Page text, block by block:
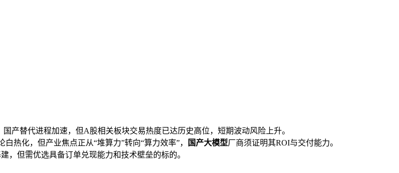
国产替代进程加速，但A股相关板块交易热度已达历史高位，短期波动风险上升。
热化，但产业焦点正从“堆算力”转向“算力效率”， 国产大模型厂商须证明其ROI与交付能力。
，但需优选具备订单兑现能力和技术壁垒的标的。